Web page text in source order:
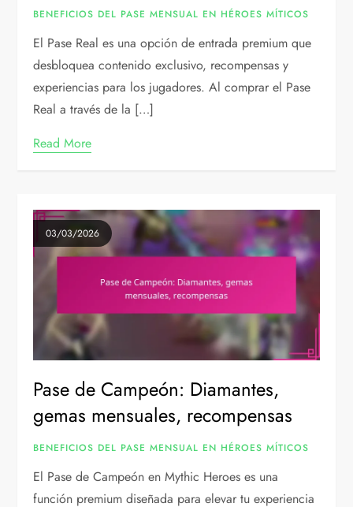
BENEFICIOS DEL PASE MENSUAL EN HÉROES MÍTICOS
El Pase Real es una opción de entrada premium que
desbloquea contenido exclusivo, recompensas y
experiencias para los jugadores. Al comprar el Pase
Real a través de la […]
Read More
03/03/2026
Pase de Campeón: Diamantes,
gemas mensuales, recompensas
BENEFICIOS DEL PASE MENSUAL EN HÉROES MÍTICOS
El Pase de Campeón en Mythic Heroes es una
función premium diseñada para elevar tu experiencia